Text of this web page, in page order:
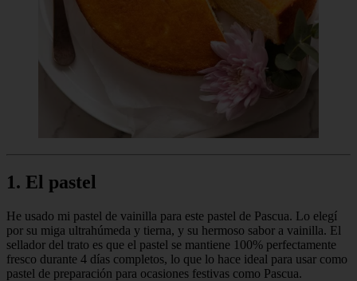
1. El pastel
He usado mi pastel de vainilla para este pastel de Pascua. Lo elegí
por su miga ultrahúmeda y tierna, y su hermoso sabor a vainilla. El
sellador del trato es que el pastel se mantiene 100% perfectamente
fresco durante 4 días completos, lo que lo hace ideal para usar como
pastel de preparación para ocasiones festivas como Pascua.